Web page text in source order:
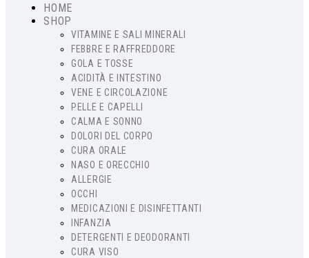
HOME
SHOP
VITAMINE E SALI MINERALI
FEBBRE E RAFFREDDORE
GOLA E TOSSE
ACIDITÀ E INTESTINO
VENE E CIRCOLAZIONE
PELLE E CAPELLI
CALMA E SONNO
DOLORI DEL CORPO
CURA ORALE
NASO E ORECCHIO
ALLERGIE
OCCHI
MEDICAZIONI E DISINFETTANTI
INFANZIA
DETERGENTI E DEODORANTI
CURA VISO